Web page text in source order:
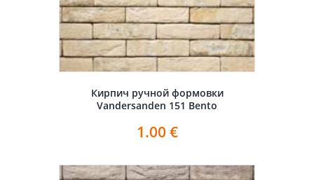
Кирпич ручной формовки
Vandersanden 151 Bento
1.00 €